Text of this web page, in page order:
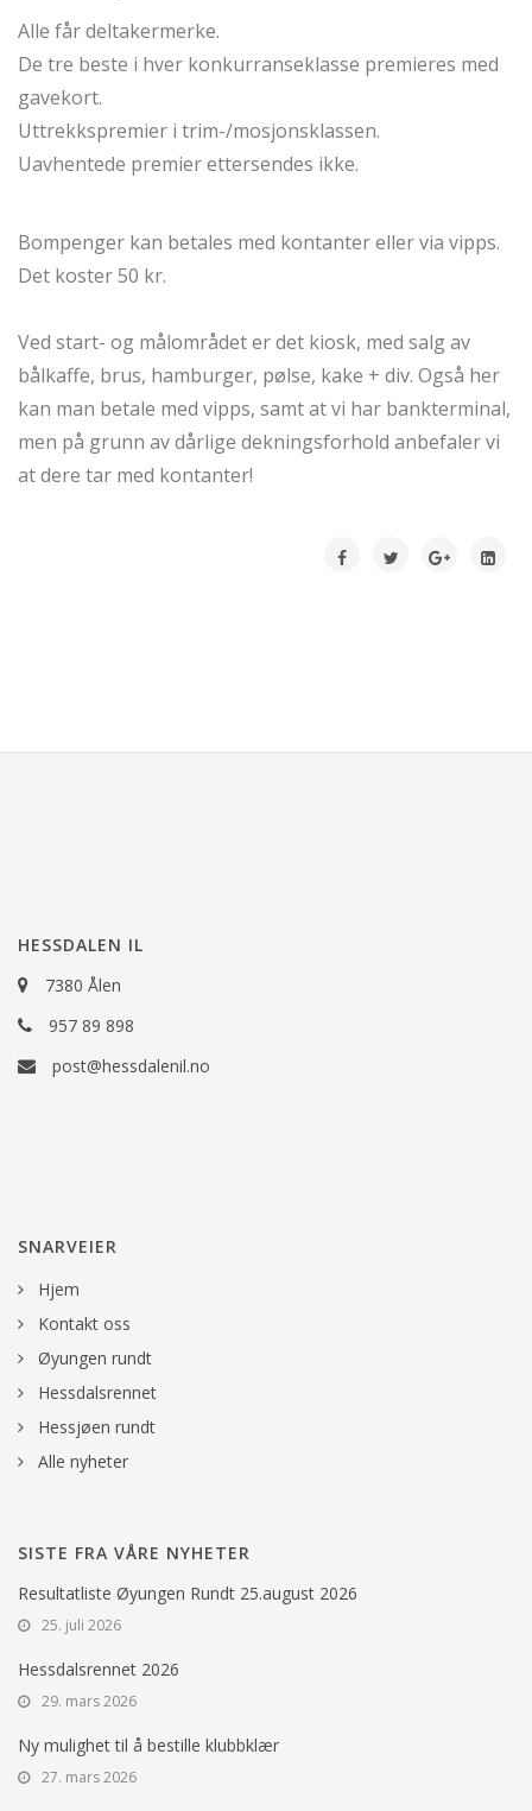
Alle får deltakermerke.
De tre beste i hver konkurranseklasse premieres med
gavekort.
Uttrekkspremier i trim-/mosjonsklassen.
Uavhentede premier ettersendes ikke.
Bompenger kan betales med kontanter eller via vipps.
Det koster 50 kr.
Ved start- og målområdet er det kiosk, med salg av
bålkaffe, brus, hamburger, pølse, kake + div. Også her
kan man betale med vipps, samt at vi har bankterminal,
men på grunn av dårlige dekningsforhold anbefaler vi
at dere tar med kontanter!
HESSDALEN IL
7380 Ålen
957 89 898
post@hessdalenil.no
SNARVEIER
Hjem
Kontakt oss
Øyungen rundt
Hessdalsrennet
Hessjøen rundt
Alle nyheter
SISTE FRA VÅRE NYHETER
Resultatliste Øyungen Rundt 25.august 2026
25. juli 2026
Hessdalsrennet 2026
29. mars 2026
Ny mulighet til å bestille klubbklær
27. mars 2026